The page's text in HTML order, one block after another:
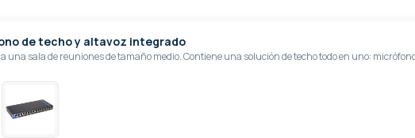
de techo y altavoz integrado
una sala de reuniones de tamaño medio. Contiene una solución de techo todo en uno: